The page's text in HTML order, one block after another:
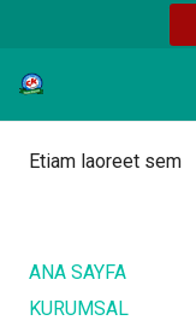
Etiam laoreet sem
ANA SAYFA
KURUMSAL